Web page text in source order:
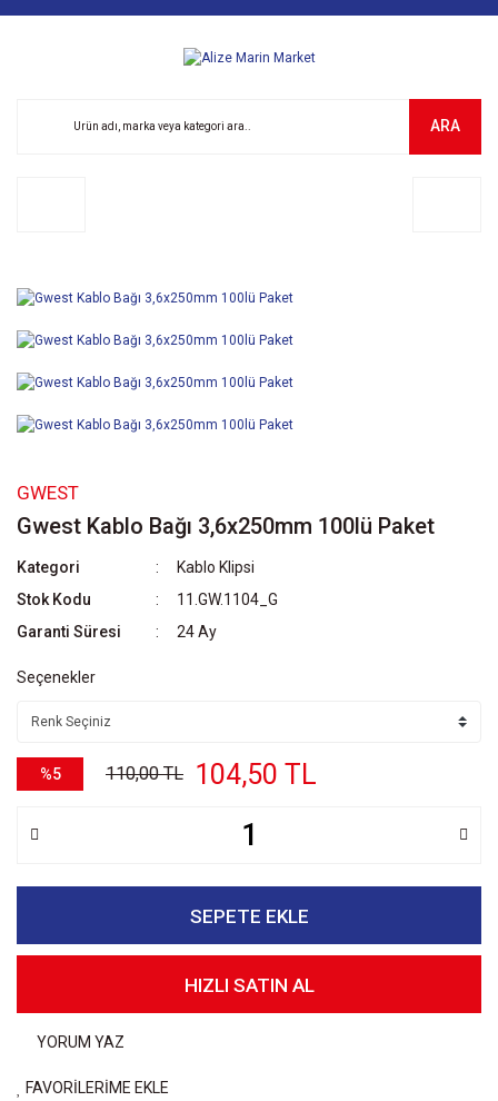
ARA
GWEST
Gwest Kablo Bağı 3,6x250mm 100lü Paket
Kategori
Kablo Klipsi
Stok Kodu
11.GW.1104_G
Garanti Süresi
24 Ay
Seçenekler
%5 110,00 TL 104,50 TL
SEPETE EKLE
HIZLI SATIN AL
YORUM YAZ
FAVORİLERİME EKLE